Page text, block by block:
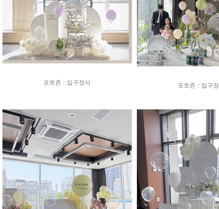
포토죤 :: 입구장식 포토죤 :: 입구